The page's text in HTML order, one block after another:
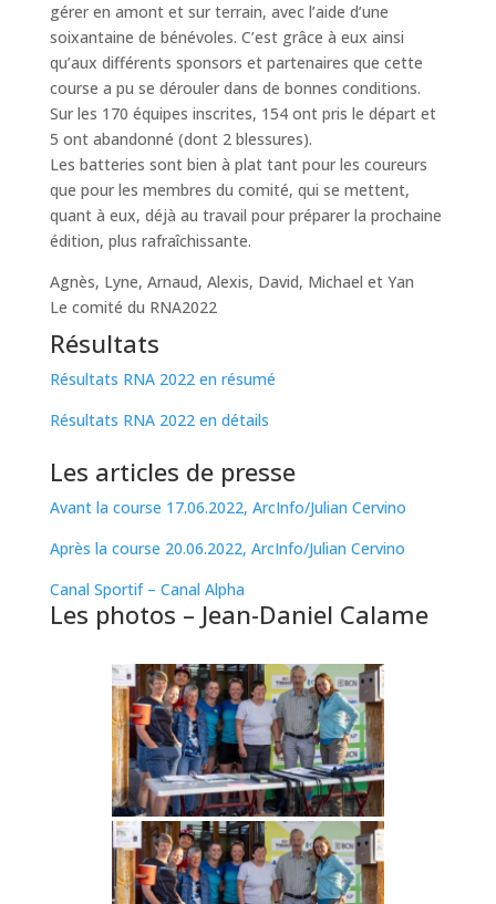
gérer en amont et sur terrain, avec l’aide d’une
soixantaine de bénévoles. C’est grâce à eux ainsi
qu’aux différents sponsors et partenaires que cette
course a pu se dérouler dans de bonnes conditions.
Sur les 170 équipes inscrites, 154 ont pris le départ et
5 ont abandonné (dont 2 blessures).
Les batteries sont bien à plat tant pour les coureurs
que pour les membres du comité, qui se mettent,
quant à eux, déjà au travail pour préparer la prochaine
édition, plus rafraîchissante.
Agnès, Lyne, Arnaud, Alexis, David, Michael et Yan
Le comité du RNA2022
Résultats
Résultats RNA 2022 en résumé
Résultats RNA 2022 en détails
Les articles de presse
Avant la course 17.06.2022, ArcInfo/Julian Cervino
Après la course 20.06.2022, ArcInfo/Julian Cervino
Canal Sportif – Canal Alpha
Les photos – Jean-Daniel Calame